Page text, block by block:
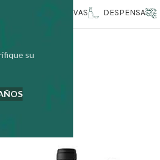
su
CONSERVAS DESPENSA